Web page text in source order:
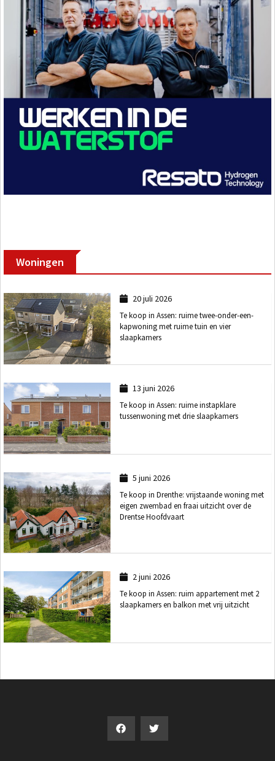
Woningen
20 juli 2026
Te koop in Assen: ruime twee-onder-een-
kapwoning met ruime tuin en vier
slaapkamers
13 juni 2026
Te koop in Assen: ruime instapklare
tussenwoning met drie slaapkamers
5 juni 2026
Te koop in Drenthe: vrijstaande woning met
eigen zwembad en fraai uitzicht over de
Drentse Hoofdvaart
2 juni 2026
Te koop in Assen: ruim appartement met 2
slaapkamers en balkon met vrij uitzicht